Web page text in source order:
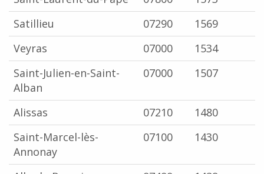
Satillieu
07290
1569
Veyras
07000
1534
Saint-Julien-en-Saint-
Alban
07000 1507
Alissas 07210
1480
Saint-Marcel-lès-
Annonay
07100 1430